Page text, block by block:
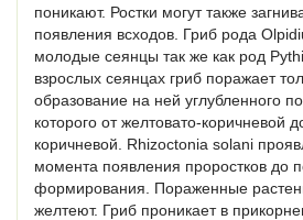
поникают. Ростки могут также
появления всходов. Гриб рода
молодые сеянцы так же как род
взрослых сеянцах гриб поражает
образование на ней углубленного
которого от желтовато-коричневой
коричневой. Rhizoctonia solani
момента появления проростков до
формирования. Пораженные
желтеют. Гриб проникает в